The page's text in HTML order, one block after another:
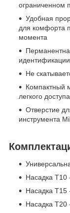
ограниченном
Удобная
для комфорта
момента
Не
Компактный
легкого
Отверстие
инструмента
Насадка T10
Насадка T15
Насадка T20